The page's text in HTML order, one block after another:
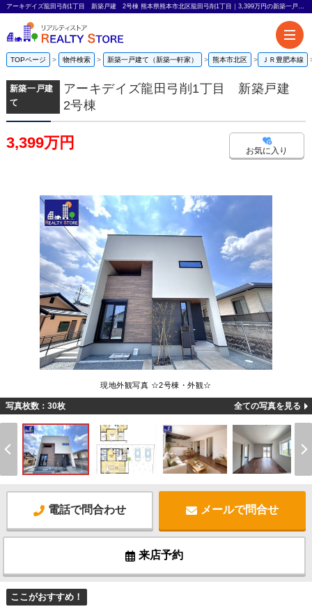
アーキデイズ龍田弓削1丁目 新築戸建 2号棟 熊本県熊本市北区龍田弓削1丁目｜3,399万円の新築一戸建て｜リアルティストア
TOPページ 物件検索 新築一戸建て（新築一軒家） 熊本市北区 ＪＲ豊肥本線
新築一戸建
て
アーキデイズ龍田弓削1丁目 新築戸建
2号棟
3,399万円 お気に入り
現地外観写真 ☆2号棟・外観☆
写真枚数：30枚 全ての写真を見る
電話で問合わせ メールで問合せ
来店予約
ここがおすすめ！